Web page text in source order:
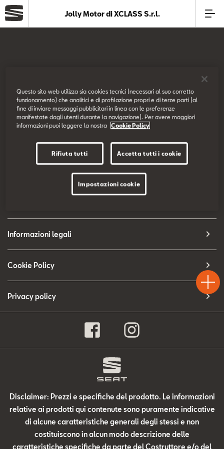
Offerte
Business
SEAT Usato Certificato
Contatti
Configuratore
Jolly Motor di XCLASS S.r.l.
Prova su strada
Configuratore
Informazioni legali
Cookie Policy
Privacy policy
Disclaimer: Prezzi e specifiche del prodotto. Le informazioni
relative ai prodotti qui contenute sono puramente indicative
di alcune caratteristiche generali degli stessi e non
costituiscono in alcun modo descrizione delle
caratteristiche specifiche da parte del Costruttore e/o del
Drive
Chiama
Questo sito web utilizza sia cookies tecnici (necessari al suo corretto
funzionamento) che analitici e di profilazione propri e di terze parti (al
fine di inviare messaggi pubblicitari in linea con le preferenze
manifestate dagli utenti durante la navigazione). Per avere maggiori
informazioni puoi leggere la nostra
Cookie Policy
Rifiuta tutti Accetta tutti i cookie
Impostazioni cookie